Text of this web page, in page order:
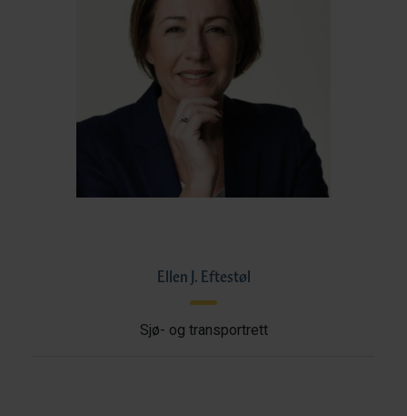
Ellen J. Eftestøl
Sjø- og transportrett